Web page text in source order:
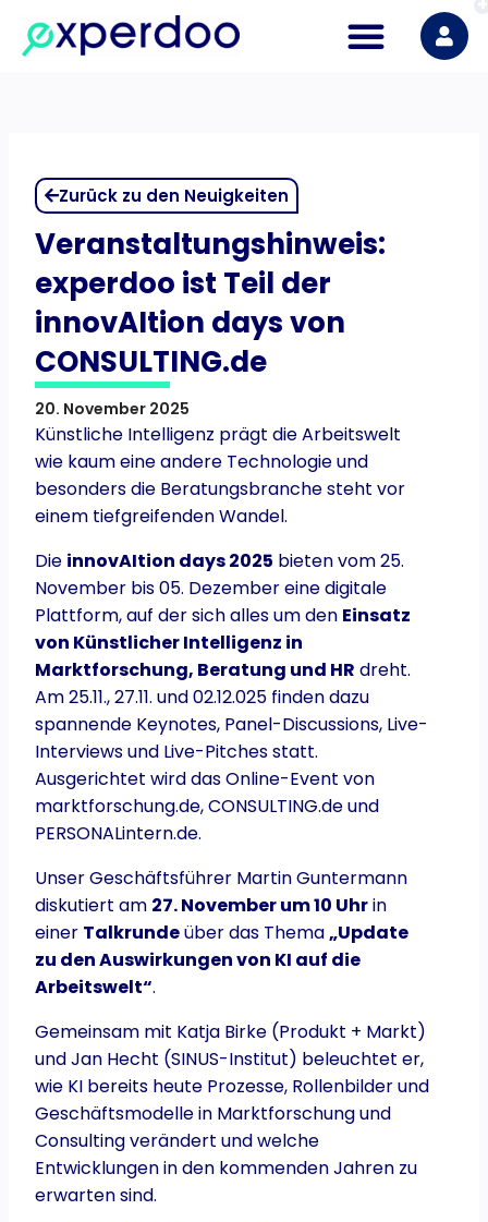
Inhalt
springen
Zurück zu den Neuigkeiten
Veranstaltungshinweis:
experdoo ist Teil der
innovAItion days von
CONSULTING.de
20. November 2025
Künstliche Intelligenz prägt die Arbeitswelt
wie kaum eine andere Technologie und
besonders die Beratungsbranche steht vor
einem tiefgreifenden Wandel.
Die innovAItion days 2025 bieten vom 25.
November bis 05. Dezember eine digitale
Plattform, auf der sich alles um den Einsatz
von Künstlicher Intelligenz in
Marktforschung, Beratung und HR dreht.
Am 25.11., 27.11. und 02.12.025 finden dazu
spannende Keynotes, Panel-Discussions, Live-
Interviews und Live-Pitches statt.
Ausgerichtet wird das Online-Event von
marktforschung.de, CONSULTING.de und
PERSONALintern.de.
Unser Geschäftsführer Martin Guntermann
diskutiert am 27. November um 10 Uhrin
einer Talkrundeüber das Thema„Update
zu den Auswirkungen von KI auf die
Arbeitswelt“.
Gemeinsam mit Katja Birke (Produkt + Markt)
und Jan Hecht (SINUS-Institut) beleuchtet er,
wie KI bereits heute Prozesse, Rollenbilder und
Geschäftsmodelle in Marktforschung und
Consulting verändert und welche
Entwicklungen in den kommenden Jahren zu
erwarten sind.